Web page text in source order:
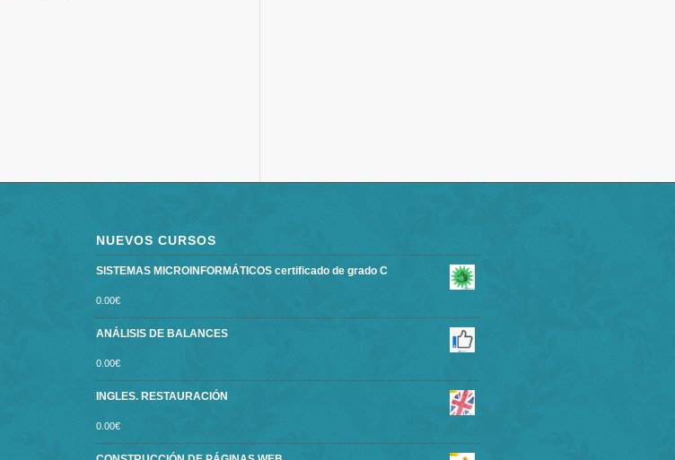
NUEVOS CURSOS
SISTEMAS MICROINFORMÁTICOS certificado de grado C
0.00€
ANÁLISIS DE BALANCES
0.00€
INGLES. RESTAURACIÓN
0.00€